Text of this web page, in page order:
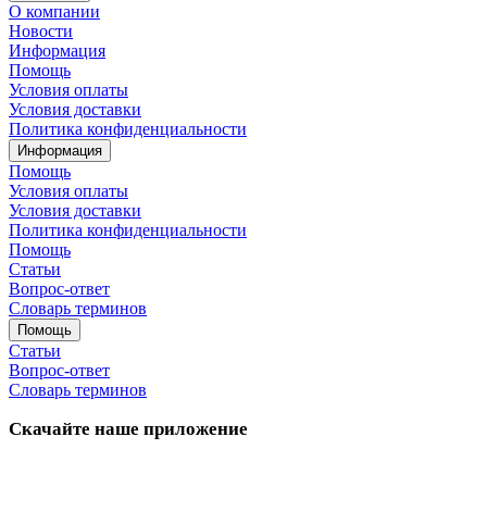
О компании
Новости
Информация
Помощь
Условия оплаты
Условия доставки
Политика конфиденциальности
Информация
Помощь
Условия оплаты
Условия доставки
Политика конфиденциальности
Помощь
Статьи
Вопрос-ответ
Словарь терминов
Помощь
Статьи
Вопрос-ответ
Словарь терминов
Скачайте наше приложение